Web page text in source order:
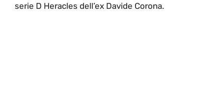
serie D Heracles dell’ex Davide Corona.